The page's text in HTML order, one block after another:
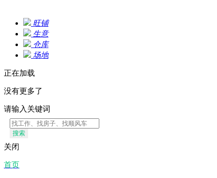
旺铺
生意
仓库
场地
正在加载
没有更多了
请输入关键词
搜索
关闭
首页